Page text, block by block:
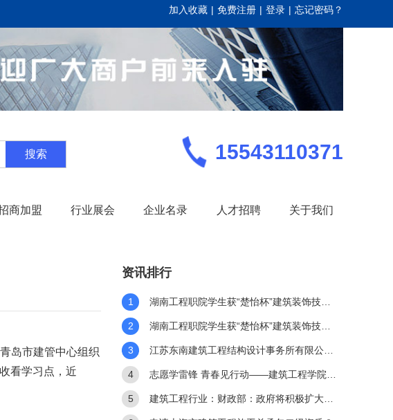
加入收藏 | 免费注册 | 登录 | 忘记密码？
搜索 15543110371
商加盟 行业展会 企业名录 人才招聘 关于我们
岛市建管中心组织
看学习点，近
资讯排行
1 湖南工程职院学生获“楚怡杯”建筑装饰技术
应用比赛一等奖
2 湖南工程职院学生获“楚怡杯”建筑装饰技术
应用比赛一等奖
3 江苏东南建筑工程结构设计事务所有限公司
荣获中国勘察设计协会
4 志愿学雷锋 青春见行动——建筑工程学院学
雷锋志愿服务系列活动
5 建筑工程行业：财政部：政府将积极扩大重